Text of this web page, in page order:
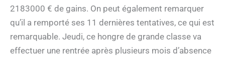
2183000 € de gains. On peut également remarquer
qu’il a remporté ses 11 dernières tentatives, ce qui est
remarquable. Jeudi, ce hongre de grande classe va
effectuer une rentrée après plusieurs mois d’absence